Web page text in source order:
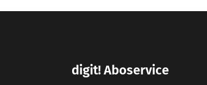
digit! Aboservice